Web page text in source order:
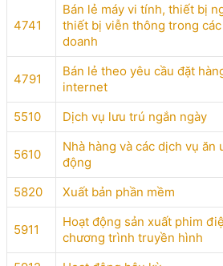
4741
Bán lẻ máy vi tính, thiết bị
thiết bị viễn thông trong
doanh
4791
Bán lẻ theo yêu cầu đặt
internet
5510
Dịch vụ lưu trú ngắn ngày
5610
Nhà hàng và các dịch vụ ăn
động
5820
Xuất bản phần mềm
5911
Hoạt động sản xuất phim
chương trình truyền hình